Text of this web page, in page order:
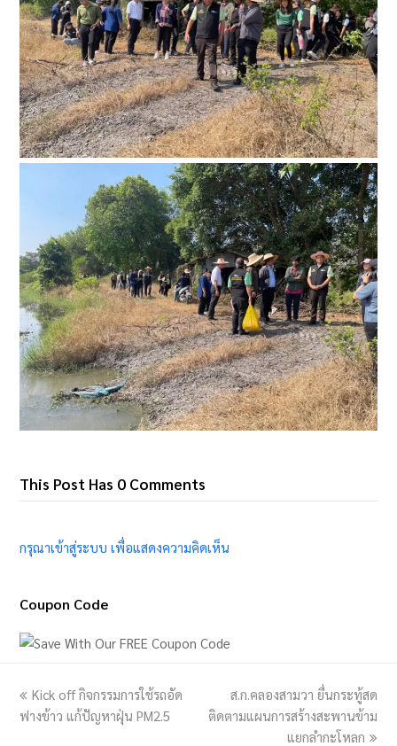
This Post Has 0 Comments
กรุณาเข้าสู่ระบบ เพื่อแสดงความคิดเห็น
Coupon Code
previous
post:
Kick off กิจกรรมการใช้รถอัด
ฟางข้าว แก้ปัญหาฝุ่น PM2.5
next
post:
ส.ก.คลองสามวา ยื่นกระทู้สด
ติดตามแผนการสร้างสะพานข้าม
แยกลำกะโหลก